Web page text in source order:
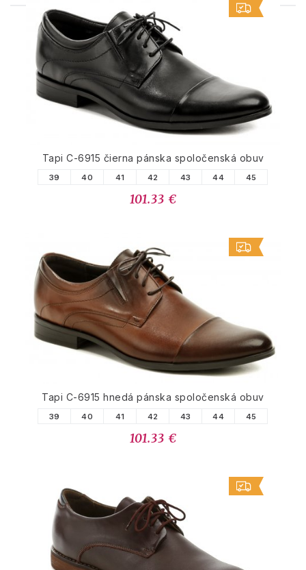
PODOBNÉ PRODUKTY
Tapi C-6915 čierna pánska spoločenská obuv
39 40 41 42 43 44 45
101.33 €
Tapi C-6915 hnedá pánska spoločenská obuv
39 40 41 42 43 44 45
101.33 €